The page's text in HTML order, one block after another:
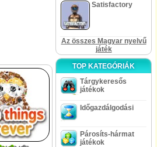
Satisfactory
Az összes Magyar nyelvű
játék
TOP KATEGÓRIÁK
Tárgykeresős
játékok
Időgazdálgodási
Párosíts-hármat
játékok